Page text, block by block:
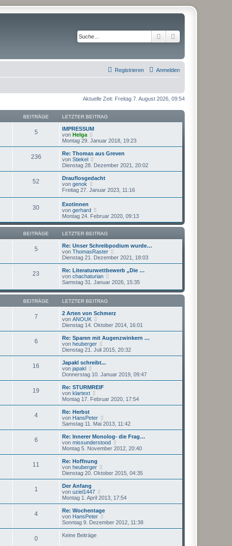
Suche
Anmelden
Registrieren
Aktuelle Zeit: Freitag 7. August 2026, 09:54
BEITRÄGE LETZTER BEITRAG
5
IMPRESSUM
von Helga
e
u
e
t
B
i
t
a
g
Montag 29. Januar 2018, 19:23
236
Re: Thomas aus Greven
von Stiekel
e
u
e
t
e
i
t
a
Dienstag 28. Dezember 2021, 20:02
52
Drauflosgedacht
von genok
e
s
t
e
r
B
e
t
r
a
Freitag 27. Januar 2023, 11:16
30
Exotinnen
von gerhard
e
u
e
s
t
e
r
B
e
i
t
r
g
Montag 24. Februar 2020, 09:13
BEITRÄGE LETZTER BEITRAG
5
Re: Unser Schreibpodium wurde…
von ThomasRaster
e
u
e
t
r
t
r
a
Dienstag 21. Dezember 2021, 18:03
23
Re: Literaturwettbewerb „Die …
von chachaturian
e
e
e
r
B
e
t
r
a
Samstag 31. Januar 2026, 15:35
BEITRÄGE LETZTER BEITRAG
7
2 Arten von Schmerz
von ANOUK
e
u
e
s
t
r
B
e
r
g
Dienstag 14. Oktober 2014, 16:01
6
Re: Sparen mit Augenzwinkern …
von heuberger
e
u
t
i
g
Dienstag 21. Juli 2015, 20:32
16
Japakl schreibt...
von japakl
e
u
e
s
t
e
i
r
a
g
Donnerstag 10. Januar 2019, 09:47
19
Re: STURMREIF
von klartext
e
u
s
t
B
e
i
a
g
Montag 17. Februar 2020, 17:54
4
Re: Herbst
von HansPeter
e
u
e
s
t
e
i
g
Samstag 11. Mai 2013, 11:42
6
Re: Innerer Monolog- die Frag…
von missunderstood
e
u
t
e
g
Montag 5. November 2012, 20:40
11
Re: Hoffnung
von heuberger
e
u
t
B
e
i
Dienstag 20. Oktober 2015, 04:35
1
Der Anfang
von uziel1447
e
u
e
s
t
Montag 1. April 2013, 17:54
4
Re: Wochentage
von HansPeter
e
u
Sonntag 9. Dezember 2012, 11:38
0 Keine Beiträge